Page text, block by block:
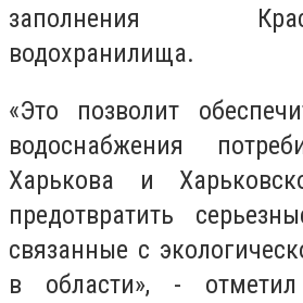
заполнения
водохранилища.
«Это позволит
водоснабжения
Харькова и
предотвратить
связанные с
в области», -